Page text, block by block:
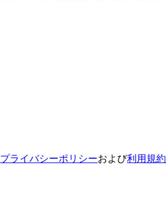
プライバシーポリシーおよび利用規約